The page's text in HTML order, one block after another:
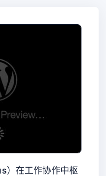
）在工作协作中枢